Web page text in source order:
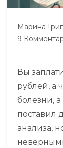
Марина
9
Вы
рублей, а
болезни,
поставил
анализа,